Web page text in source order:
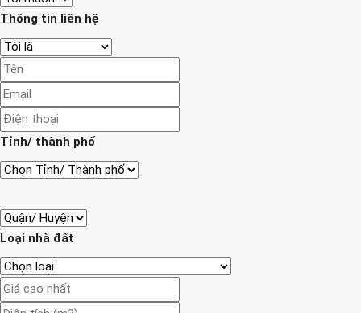
Thông tin liên hệ
Tỉnh/ thành phố
Loại nhà đất